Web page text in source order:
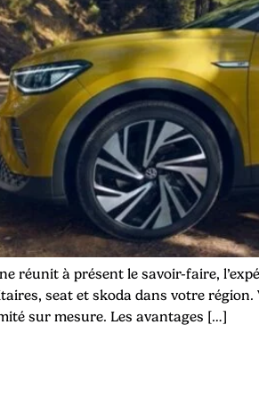
réunit à présent le savoir-faire,
seat et skoda dans votre
sur mesure. Les avantages […]